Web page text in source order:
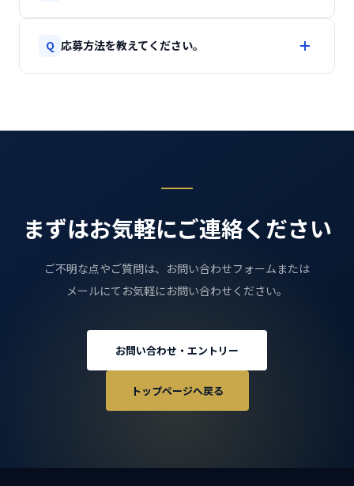
かで、ご希望を考慮して決定します。原則として転
Q 応募方法を教えてください。
まずはお気軽にご連絡ください
ご不明な点やご質問は、お問い合わせフォームまたは
メールにてお気軽にお問い合わせください。
お問い合わせ・エントリー
トップページへ戻る